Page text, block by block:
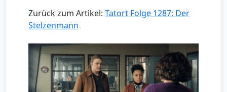
Zurück zum Artikel: Tatort Folge 1287: Der
Stelzenmann